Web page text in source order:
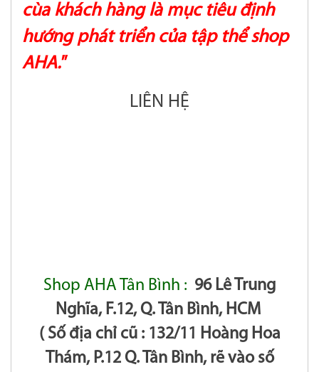
cùa khách hàng là mục tiêu định
hướng phát triển của tập thể shop
AHA."
LIÊN HỆ
Shop AHA Tân Bình : 96 Lê Trung
Nghĩa, F.12, Q. Tân Bình, HCM
( Số địa chỉ cũ : 132/11 Hoàng Hoa
Thám, P.12 Q. Tân Bình, rẽ vào số